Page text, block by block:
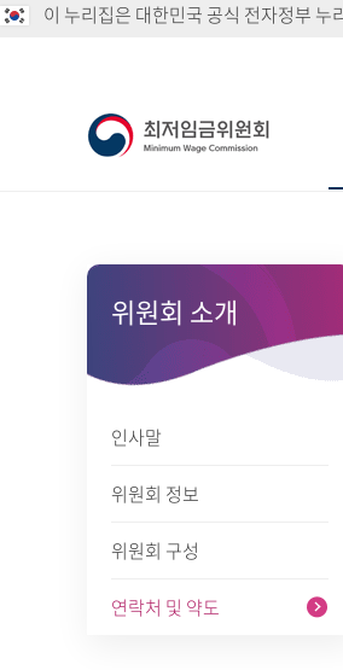
이 누리집은 대한민국 공식 전자정부 누
위원회 소개
인사말
위원회 정보
위원회 구성
연락처 및 약도